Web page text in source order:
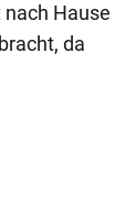
Hause
da